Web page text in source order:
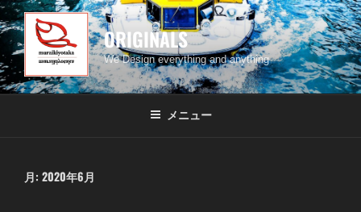
コ
ン
テ
ン
ツ
ORIGINALS
We Design everything and anything
メニュー
月: 2020年6月